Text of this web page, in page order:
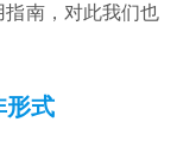
南，对此我们也
形式